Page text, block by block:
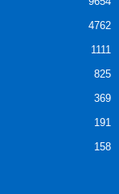
4762
1111
825
369
191
158